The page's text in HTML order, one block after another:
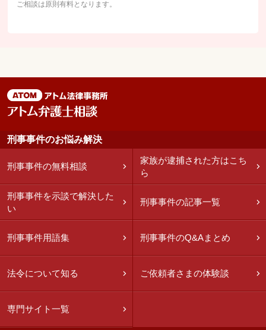
ご相談は原則有料となります。
刑事事件のお悩み解決
刑事事件の無料相談
家族が逮捕された方はこち
ら
刑事事件を示談で解決した
い
刑事事件の記事一覧
刑事事件用語集 刑事事件のQ&Aまとめ
法令について知る ご依頼者さまの体験談
専門サイト一覧